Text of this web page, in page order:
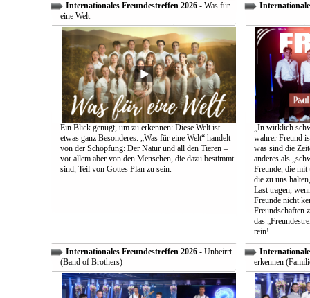
Internationales Freundestreffen 2026- Was für
eine Welt
Ein Blick genügt, um zu erkennen: Diese Welt ist
etwas ganz Besonderes. „Was für eine Welt“ handelt
von der Schöpfung: Der Natur und all den Tieren –
vor allem aber von den Menschen, die dazu bestimmt
sind, Teil von Gottes Plan zu sein.
„In wirklich
wahrer Freund
was sind die
anderes als
Freunde, die mit
die zu uns
Last tragen,
Freunde nicht
Freundschaften
das
rein!
Internationales Freundestreffen 2026- Unbeirrt
(Band of Brothers)
erkennen